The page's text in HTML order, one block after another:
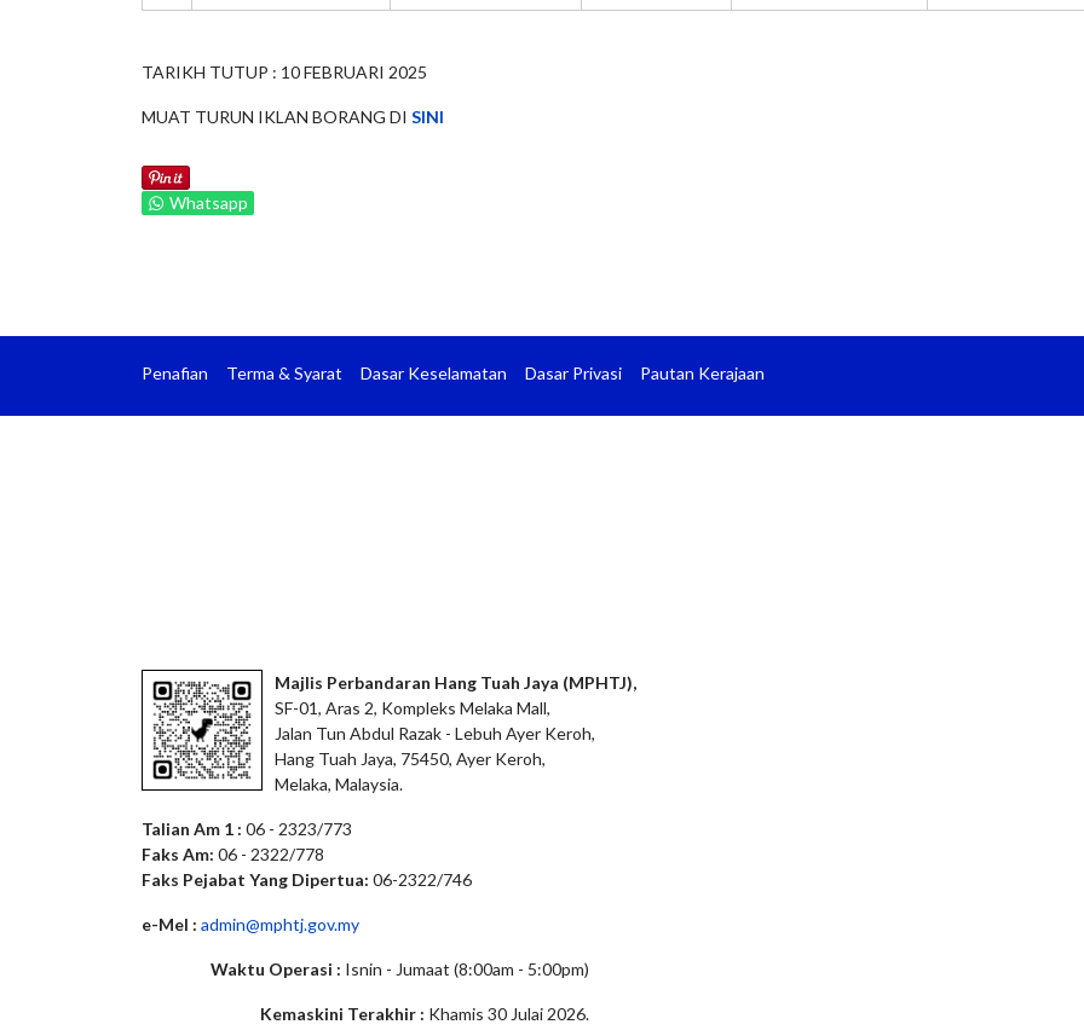
TARIKH TUTUP : 10 FEBRUARI 2025
MUAT TURUN IKLAN BORANG DI SINI
Whatsapp
Penafian Terma & Syarat Dasar Keselamatan Dasar Privasi Pautan Kerajaan
Majlis Perbandaran Hang Tuah Jaya (MPHTJ),
SF-01, Aras 2, Kompleks Melaka Mall,
Jalan Tun Abdul Razak - Lebuh Ayer Keroh,
Hang Tuah Jaya, 75450, Ayer Keroh,
Melaka, Malaysia.
Talian Am 1 : 06 - 2323/773
Faks Am: 06 - 2322/778
Faks Pejabat Yang Dipertua: 06-2322/746
e-Mel : admin@mphtj.gov.my
Waktu Operasi : Isnin - Jumaat (8:00am - 5:00pm)
Kemaskini Terakhir : Khamis 30 Julai 2026.